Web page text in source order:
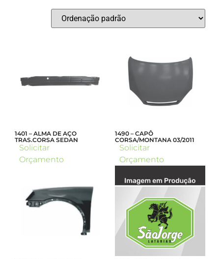
1401 – ALMA DE AÇO
TRAS.CORSA SEDAN
Solicitar
Orçamento
1490 – CAPÔ
CORSA/MONTANA 03/2011
Solicitar
Orçamento